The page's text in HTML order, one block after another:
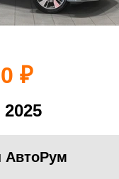
АвтоРум